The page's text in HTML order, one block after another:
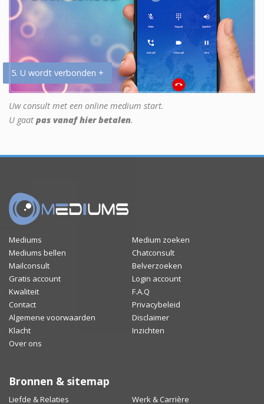
5. U wordt verbonden +
Uw consult met een online medium start.
U gaat pas vanaf hier betalen.
Mediums
Medium zoeken
Mediums bellen
Chatconsult
Mailconsult
Belverzoeken
Gratis account
Login account
Kwaliteit
F.A.Q
Contact
Privacybeleid
Algemene voorwaarden
Disclaimer
Klacht
Inzichten
Over ons
Bronnen & sitemap
Liefde & Relaties Werk & Carrière